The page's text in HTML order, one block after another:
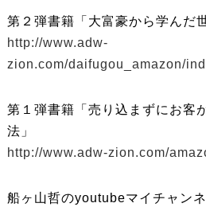
第２弾書籍「大富豪から学んだ
http://www.adw-
zion.com/daifugou_amazon/
第１弾書籍「売り込まずにお客
法」
http://www.adw-zion.com/
船ヶ山哲のyoutubeマイチャン